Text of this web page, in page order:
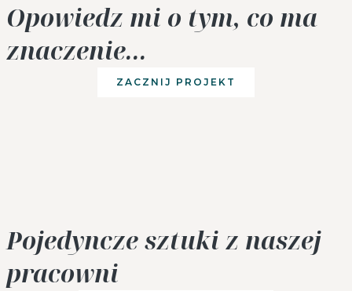
Opowiedz mi o tym, co ma
znaczenie...
ZACZNIJ PROJEKT
Pojedyncze sztuki z naszej
pracowni